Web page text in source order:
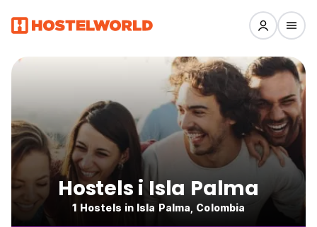
Hostels i Isla Palma
1 Hostels in Isla Palma, Colombia